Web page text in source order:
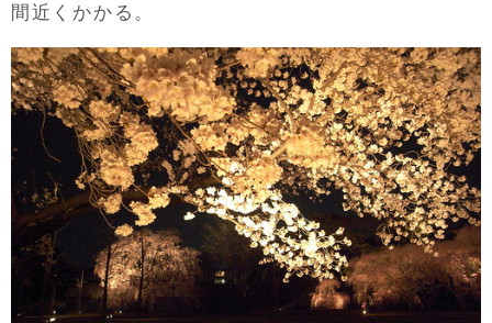
間近くかかる。